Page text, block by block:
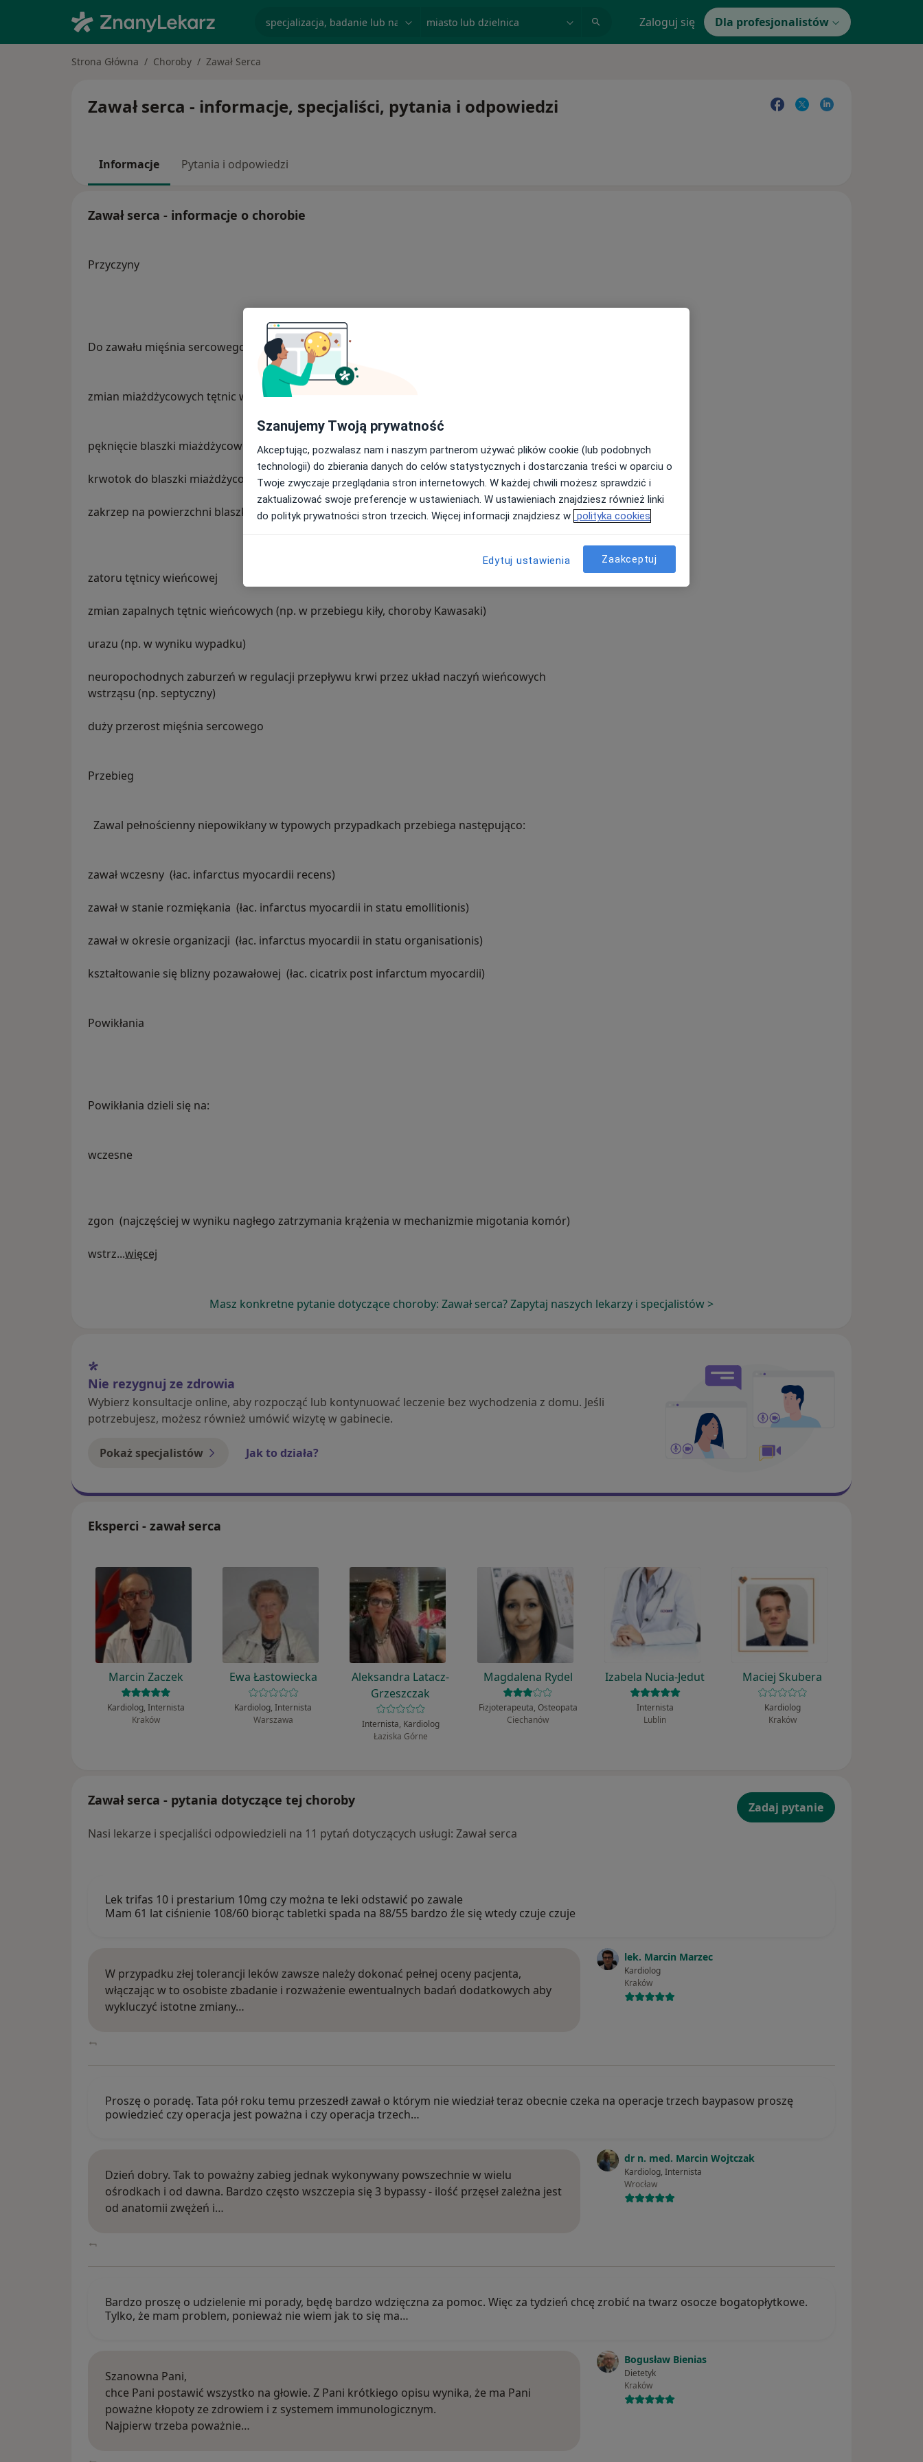
Zaloguj się Dla profesjonalistów
Strona Główna Choroby Zawał Serca
Zawał serca - informacje, specjaliści, pytania i odpowiedzi
Informacje Pytania i odpowiedzi
Zawał serca - informacje o chorobie
Przyczyny
Do zawału mięśnia sercowego dochodzi na skutek:
zmian miażdżycowych tętnic wieńcowych (najczęściej)
pęknięcie blaszki miażdżycowej
krwotok do blaszki miażdżycowej
zakrzep na powierzchni blaszki miażdżycowej
zatoru tętnicy wieńcowej
zmian zapalnych tętnic wieńcowych (np. w przebiegu kiły, choroby Kawasaki)
urazu (np. w wyniku wypadku)
neuropochodnych zaburzeń w regulacji przepływu krwi przez układ naczyń wieńcowych
wstrząsu (np. septyczny)
duży przerost mięśnia sercowego
Przebieg
Zawal pełnościenny niepowikłany w typowych przypadkach przebiega następująco:
zawał wczesny (łac. infarctus myocardii recens)
zawał w stanie rozmiękania (łac. infarctus myocardii in statu emollitionis)
zawał w okresie organizacji (łac. infarctus myocardii in statu organisationis)
kształtowanie się blizny pozawałowej (łac. cicatrix post infarctum myocardii)
Powikłania
Powikłania dzieli się na:
wczesne
zgon (najczęściej w wyniku nagłego zatrzymania krążenia w mechanizmie migotania komór)
wstrz...więcej
Masz konkretne pytanie dotyczące choroby: Zawał serca? Zapytaj naszych lekarzy i specjalistów >
Nie rezygnuj ze zdrowia
Wybierz konsultacje online, aby rozpocząć lub kontynuować leczenie bez wychodzenia z domu. Jeśli
potrzebujesz, możesz również umówić wizytę w gabinecie.
Pokaż specjalistów Jak to działa?
Eksperci - zawał serca
Marcin Zaczek
Kardiolog, Internista
Kraków
Ewa Łastowiecka
Kardiolog, Internista
Warszawa
Aleksandra Latacz-
Grzeszczak
Internista, Kardiolog
Łaziska Górne
Magdalena Rydel
Fizjoterapeuta, Osteopata
Ciechanów
Izabela Nucia-Jedut
Internista
Lublin
Maciej Skubera
Kardiolog
Kraków
Zawał serca - pytania dotyczące tej choroby
Zadaj pytanie
Nasi lekarze i specjaliści odpowiedzieli na 11 pytań dotyczących usługi: Zawał serca
Lek trifas 10 i prestarium 10mg czy można te leki odstawić po zawale
Mam 61 lat ciśnienie 108/60 biorąc tabletki spada na 88/55 bardzo źle się wtedy czuje czuje
lek. Marcin Marzec
Kardiolog
Kraków
W przypadku złej tolerancji leków zawsze należy dokonać pełnej oceny pacjenta,
włączając w to osobiste zbadanie i rozważenie ewentualnych badań dodatkowych aby
wykluczyć istotne zmiany…
Proszę o poradę. Tata pół roku temu przeszedł zawał o którym nie wiedział teraz obecnie czeka na operacje trzech baypasow proszę
powiedzieć czy operacja jest poważna i czy operacja trzech…
dr n. med. Marcin Wojtczak
Kardiolog, Internista
Wrocław
Dzień dobry. Tak to poważny zabieg jednak wykonywany powszechnie w wielu
ośrodkach i od dawna. Bardzo często wszczepia się 3 bypassy - ilość przęseł zależna jest
od anatomii zwężeń i…
Bardzo proszę o udzielenie mi porady, będę bardzo wdzięczna za pomoc. Więc za tydzień chcę zrobić na twarz osocze bogatopłytkowe.
Tylko, że mam problem, ponieważ nie wiem jak to się ma…
Bogusław Bienias
Dietetyk
Kraków
Szanowna Pani,
chce Pani postawić wszystko na głowie. Z Pani krótkiego opisu wynika, że ma Pani
poważne kłopoty ze zdrowiem i z systemem immunologicznym.
Najpierw trzeba poważnie…
Szanujemy Twoją prywatność
Akceptując, pozwalasz nam i naszym partnerom używać plików cookie (lub podobnych
technologii) do zbierania danych do celów statystycznych i dostarczania treści w oparciu o
Twoje zwyczaje przeglądania stron internetowych. W każdej chwili możesz sprawdzić i
zaktualizować swoje preferencje w ustawieniach. W ustawieniach znajdziesz również linki
do polityk prywatności stron trzecich. Więcej informacji znajdziesz w polityka cookies
Edytuj ustawienia Zaakceptuj